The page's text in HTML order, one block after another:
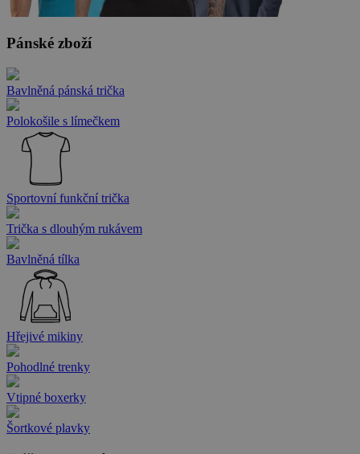
Pánské zboží
Bavlněná pánská trička
Polokošile s límečkem
Sportovní funkční trička
Trička s dlouhým rukávem
Bavlněná tílka
Hřejivé mikiny
Pohodlné trenky
Vtipné boxerky
Šortkové plavky